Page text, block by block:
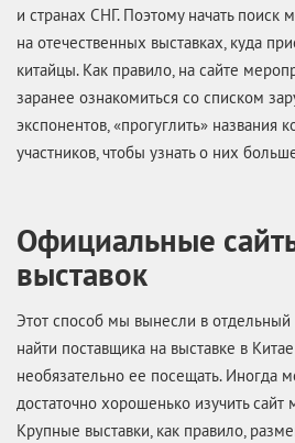
и странах СНГ. Поэтому начать поиск
на отечественных выставках, куда
китайцы. Как правило, на сайте
заранее ознакомиться со списком
экспонентов, «прогуглить» названия
участников, чтобы узнать о них
Официальные
выставок
Этот способ мы вынесли в отдельный
найти поставщика на выставке в
необязательно ее посещать. Иногда
достаточно хорошенько изучить сайт
Крупные выставки, как правило,